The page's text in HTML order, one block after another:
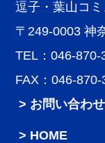
逗子・葉山コ
〒249-0003 神
TEL：046-870-
FAX：046-870-
> お問い合わせ
HOME